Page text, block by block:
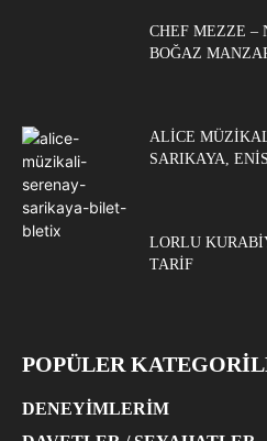
CHEF MEZZE –
BOĞAZ
ALICE
SARIKAYA,
LORLU
TARIF
POPÜLER
DENEYIMLERIM